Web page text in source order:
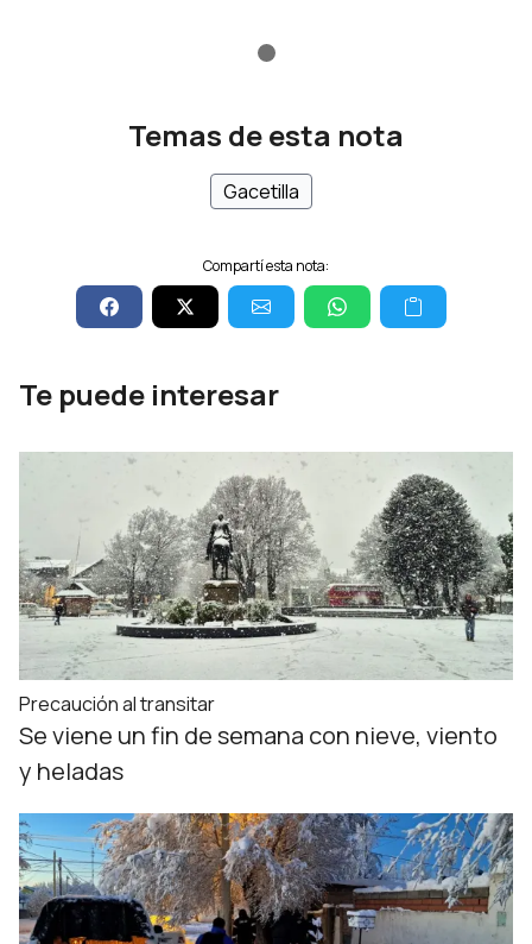
Temas de esta nota
Gacetilla
Compartí esta nota:
Te puede interesar
Precaución al transitar
Se viene un fin de semana con nieve, viento
y heladas